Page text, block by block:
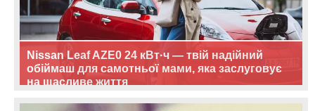
Nissan Leaf AZE0 24 кВт·ч — твій надійний
обіймаш для самотньої мами, яка заслуговує
на щасливе життя